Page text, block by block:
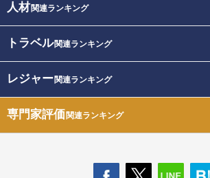
人材関連ランキング
トラベル関連ランキング
レジャー関連ランキング
専門家評価関連ランキング